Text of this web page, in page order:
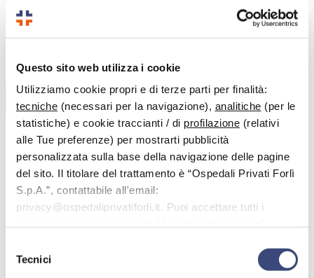
Questo sito web utilizza i cookie
Utilizziamo cookie propri e di terze parti per finalità:
tecniche (necessari per la navigazione), analitiche (per le
statistiche) e cookie traccianti / di profilazione (relativi
alle Tue preferenze) per mostrarti pubblicità
personalizzata sulla base della navigazione delle pagine
del sito. Il titolare del trattamento è “Ospedali Privati Forlì
S.p.A.”, contattabile all'email:
privacy@ospedaliprivatiforli.it. Puoi accettare tutti i
gestire le tue preferenze facendo clic su “Personalizza”.
delTecnici
Vai al contenuto principale
Benvenuto nell'area dedicata alle domande più frequenti.
Cerca
< Tutti gli argomenti
FAQ
Prestazioni: prenotare, modificare, annullare, pagare
Posso prenotare in qualsiasi farmacia?
farmacia?